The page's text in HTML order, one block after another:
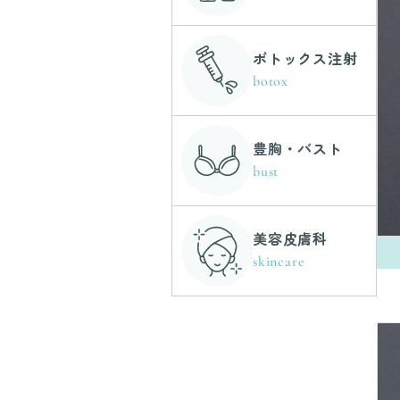
ボトックス注射
botox
豊胸・バスト
bust
美容皮膚科
skincare